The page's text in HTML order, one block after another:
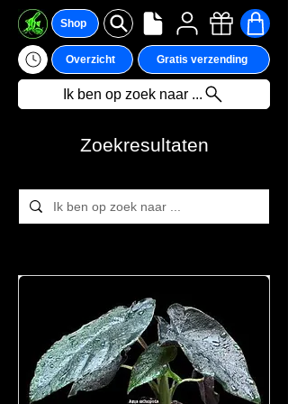
Shop
Overzicht Gratis verzending
Ik ben op zoek naar ...
Zoekresultaten